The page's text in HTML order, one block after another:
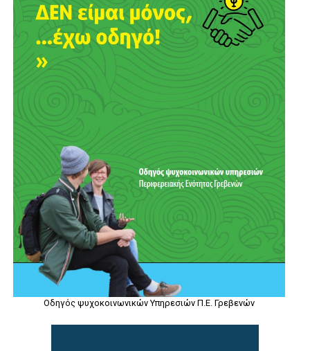
Οδηγός ψυχοκοινωνικών Υπηρεσιών Π.Ε. Γρεβενών